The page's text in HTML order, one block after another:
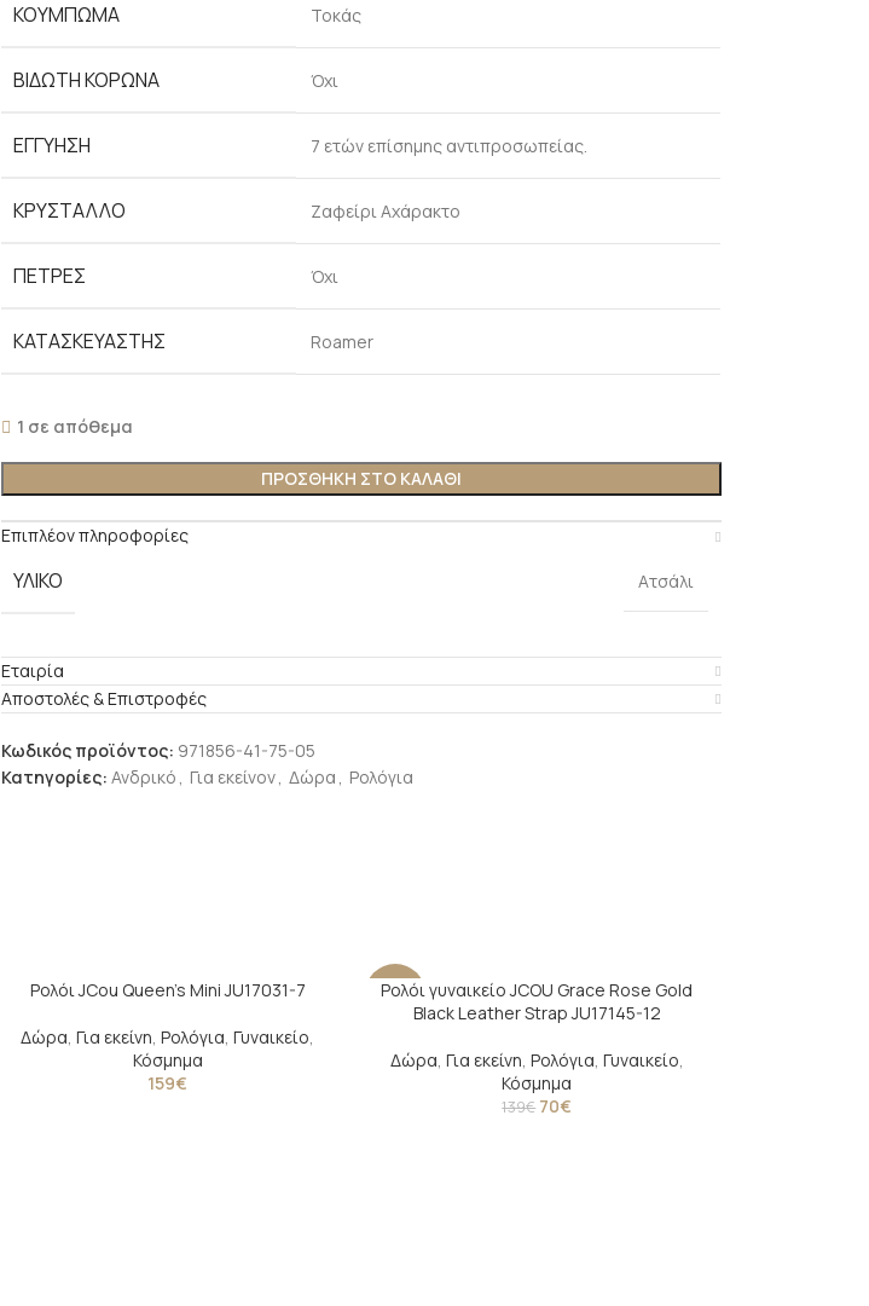
ΚΟΎΜΠΩΜΑ Τοκάς
ΒΙΔΩΤΉ ΚΟΡΏΝΑ Όχι
ΕΓΓΎΗΣΗ 7 ετών επίσημης αντιπροσωπείας.
ΚΡΎΣΤΑΛΛΟ Ζαφείρι Αχάρακτο
ΠΈΤΡΕΣ Όχι
ΚΑΤΑΣΚΕΥΑΣΤΉΣ Roamer
1 σε απόθεμα
ΠΡΟΣΘΉΚΗ ΣΤΟ ΚΑΛΆΘΙ
Επιπλέον πληροφορίες
ΥΛΙΚΌ Ατσάλι
Εταιρία
Αποστολές & Επιστροφές
Κωδικός προϊόντος: 971856-41-75-05
Κατηγορίες: Ανδρικό , Για εκείνον, Δώρα , Ρολόγια
Ρολόι JCou Queen’s Mini JU17031-7
Δώρα,Για εκείνη,Ρολόγια,Γυναικείο,
Κόσμημα
159€
-50%
Ρολόι γυναικείο JCOU Grace Rose Gold
Black Leather Strap JU17145-12
Δώρα, Για εκείνη, Ρολόγια, Γυναικείο,
Κόσμημα
139€ 70€